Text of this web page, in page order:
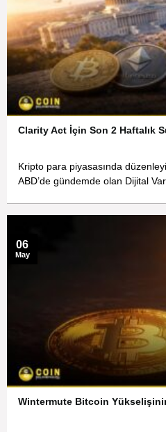
Clarity Act İçin Son 2 Haftalık
Kripto para piyasasında
ABD’de gündemde olan Dijital
Wintermute Bitcoin
06
May